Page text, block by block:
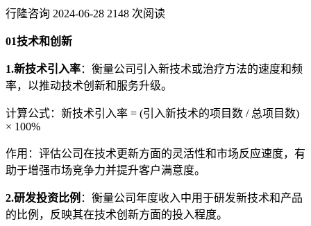
行隆咨询 2024-06-28 2148 次阅读
01技术和创新
1.新技术引入率：衡量公司引入新技术或治疗方法的速度和频
率，以推动技术创新和服务升级。
计算公式：新技术引入率 = (引入新技术的项目数 / 总项目数)
× 100%
作用：评估公司在技术更新方面的灵活性和市场反应速度，有
助于增强市场竞争力并提升客户满意度。
2.研发投资比例 ：衡量公司年度收入中用于研发新技术和产品
的比例，反映其在技术创新方面的投入程度。